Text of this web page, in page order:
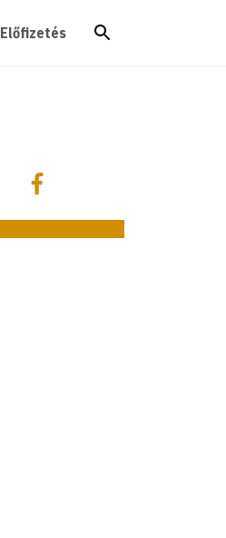
Előfizetés
Megosztás
Megosztás Facebookon